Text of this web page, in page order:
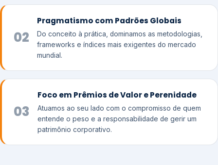
02
Pragmatismo com Padrões Globais
Do conceito à prática, dominamos as metodologias,
frameworks e índices mais exigentes do mercado
mundial.
03
Foco em Prêmios de Valor e Perenidade
Atuamos ao seu lado com o compromisso de quem
entende o peso e a responsabilidade de gerir um
patrimônio corporativo.